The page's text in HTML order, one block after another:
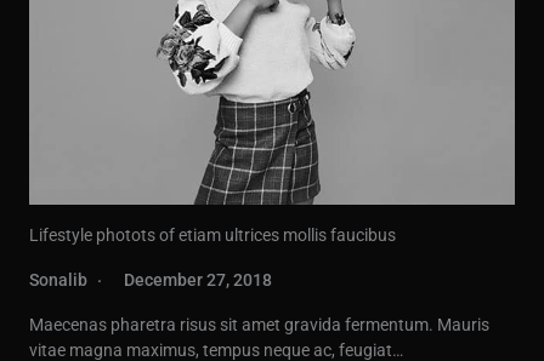
Lifestyle photots of etiam ultrices mollis faucibus
Sonalib December 27, 2018
Maecenas pharetra risus sit amet gravida fermentum. Mauris
vitae magna maximus, tempus neque ac, feugiat…